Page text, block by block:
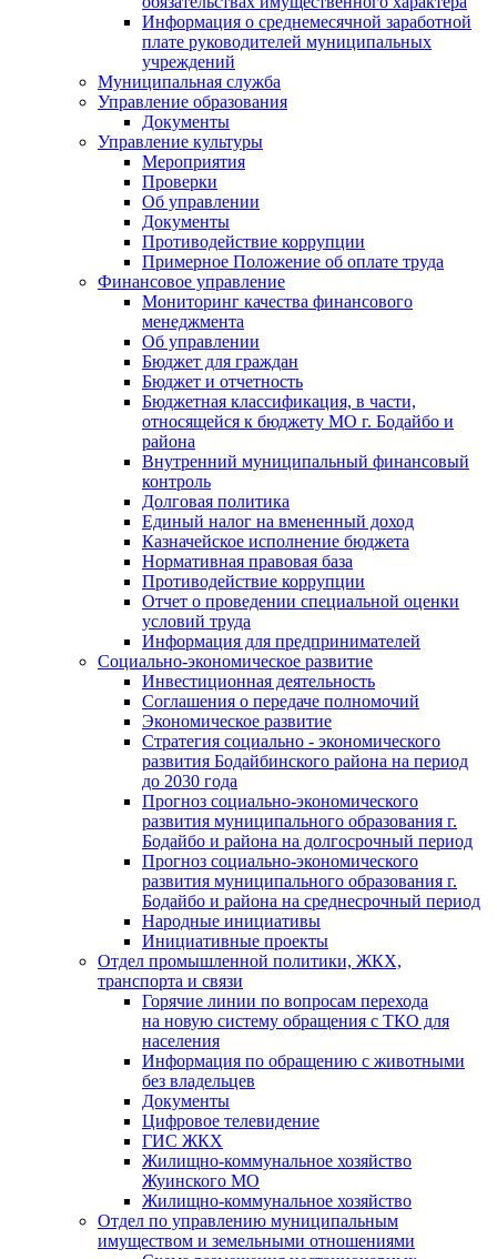
Информация о среднемесячной заработной
плате руководителей муниципальных
учреждений
Муниципальная служба
Управление образования
Документы
Управление культуры
Мероприятия
Проверки
Об управлении
Документы
Противодействие коррупции
Примерное Положение об оплате труда
Финансовое управление
Мониторинг качества финансового
менеджмента
Об управлении
Бюджет для граждан
Бюджет и отчетность
Бюджетная классификация, в части,
относящейся к бюджету МО г. Бодайбо и
района
Внутренний муниципальный финансовый
контроль
Долговая политика
Единый налог на вмененный доход
Казначейское исполнение бюджета
Нормативная правовая база
Противодействие коррупции
Отчет о проведении специальной оценки
условий труда
Информация для предпринимателей
Социально-экономическое развитие
Инвестиционная деятельность
Соглашения о передаче полномочий
Экономическое развитие
Стратегия социально - экономического
развития Бодайбинского района на период
до 2030 года
Прогноз социально-экономического
развития муниципального образования г.
Бодайбо и района на долгосрочный период
Прогноз социально-экономического
развития муниципального образования г.
Бодайбо и района на среднесрочный период
Народные инициативы
Инициативные проекты
Отдел промышленной политики, ЖКХ,
транспорта и связи
Горячие линии по вопросам перехода
на новую систему обращения с ТКО для
населения
Информация по обращению с животными
без владельцев
Документы
Цифровое телевидение
ГИС ЖКХ
Жилищно-коммунальное хозяйство
Жуинского МО
Жилищно-коммунальное хозяйство
Отдел по управлению муниципальным
имуществом и земельными отношениями